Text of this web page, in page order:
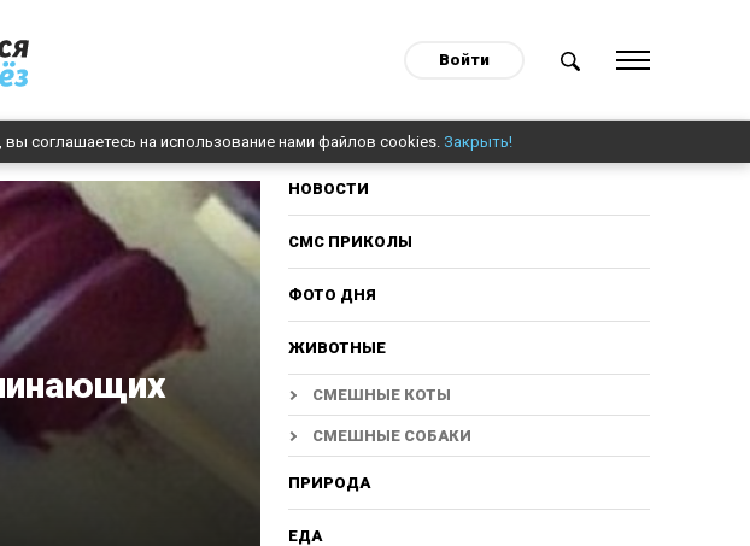
Войти
соглашаетесь на использование нами файлов cookies. Закрыть!
НОВОСТИ
СМС ПРИКОЛЫ
ФОТО ДНЯ
ЖИВОТНЫЕ
СМЕШНЫЕ КОТЫ
СМЕШНЫЕ СОБАКИ
ПРИРОДА
ЕДА